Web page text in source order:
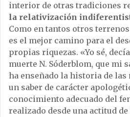
interior de otras tradiciones
la relativización
Como en tantos otros
es el mejor camino para el
propias riquezas. «Yo sé,
muerte N. Sóderblom, que mi
ha enseñado la historia de
un saber de carácter
conocimiento adecuado del
realizado desde una actitud